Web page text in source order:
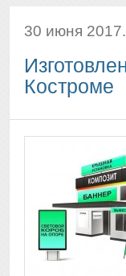
30 июня 2017.
Костроме